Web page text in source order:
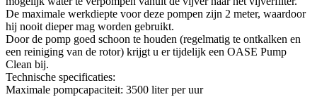
De maximale werkdiepte voor deze pompen zijn 2 meter, waardoor
hij nooit dieper mag worden gebruikt.
Door de pomp goed schoon te houden (regelmatig te ontkalken en
een reiniging van de rotor) krijgt u er tijdelijk een OASE Pump
Clean bij.
Technische specificaties:
Maximale pompcapaciteit: 3500 liter per uur